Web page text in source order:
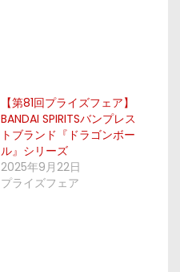
【第81回プライズフェア】
BANDAI SPIRITSバンプレス
トブランド『ドラゴンボー
ル』シリーズ
2025年9月22日
プライズフェア